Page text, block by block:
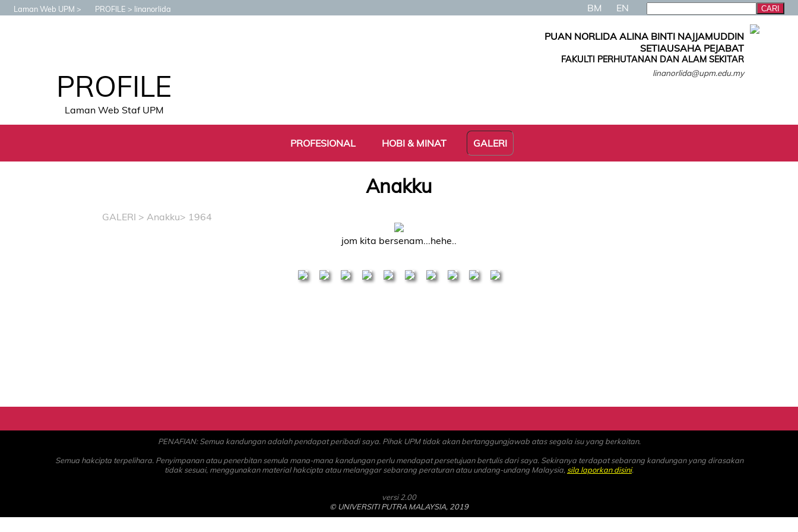
Laman Web UPM PROFILE linanorlida BM EN
PROFILE
Laman Web Staf UPM
PUAN NORLIDA ALINA BINTI NAJJAMUDDIN
SETIAUSAHA PEJABAT
FAKULTI PERHUTANAN DAN ALAM SEKITAR
linanorlida@upm.edu.my
PROFESIONAL HOBI & MINAT GALERI
Anakku
GALERI > Anakku> 1964
jom kita bersenam...hehe..
PENAFIAN: Semua kandungan adalah pendapat peribadi saya. Pihak UPM tidak akan bertanggungjawab atas segala isu yang berkaitan.
Semua hakcipta terpelihara. Penyimpanan atau penerbitan semula mana-mana kandungan perlu mendapat persetujuan bertulis dari saya. Sekiranya terdapat sebarang kandungan yang dirasakan
tidak sesuai, menggunakan material hakcipta atau melanggar sebarang peraturan atau undang-undang Malaysia, sila laporkan disini.
versi 2.00
© UNIVERSITI PUTRA MALAYSIA, 2019